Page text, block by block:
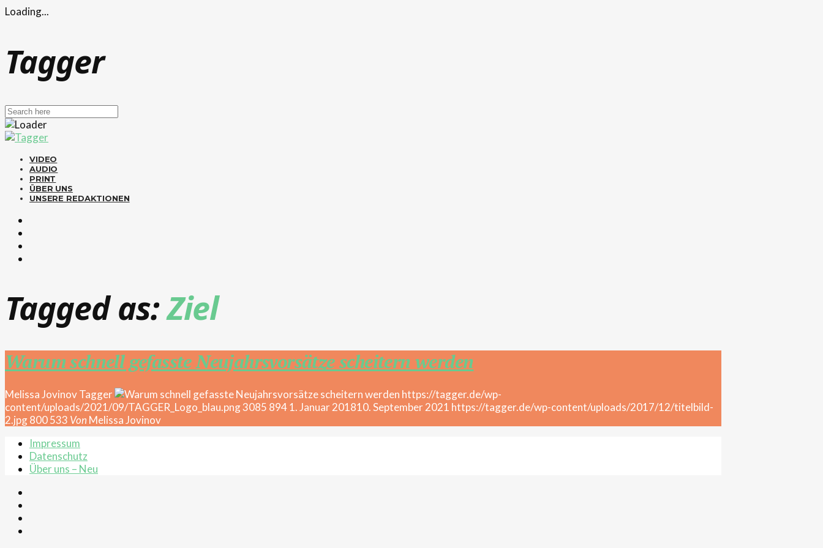
Loading...
Tagger
VIDEO
AUDIO
PRINT
ÜBER UNS
UNSERE REDAKTIONEN
Tagged as:Ziel
Warum schnell gefasste Neujahrsvorsätze scheitern werden
Melissa JovinovTagger
https://tagger.de/wp-
content/uploads/2021/09/TAGGER_Logo_blau.png3085 8941. Januar 201810. September 2021 https://tagger.de/wp-content/uploads/2017/12/titelbild-
2.jpg800533 Von Melissa Jovinov
Impressum
Datenschutz
Über uns – Neu